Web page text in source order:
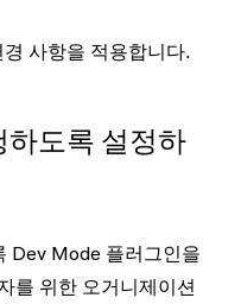
사항을 적용합니다.
하도록 설정하
Dev Mode 플러그인을
를 위한 오거니제이션